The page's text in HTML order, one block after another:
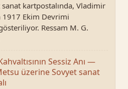
sanat kartpostalında, Vladimir
1917 Ekim Devrimi
Ressam M. G.
Sessiz Anı —
üzerine Sovyet sanat